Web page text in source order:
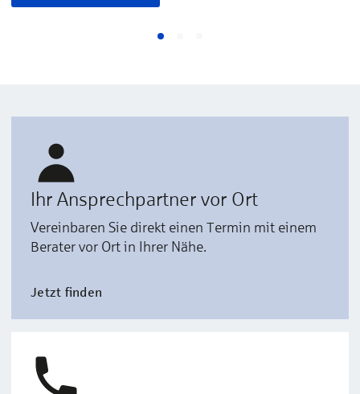
Ihr Ansprechpartner vor Ort
Vereinbaren Sie direkt einen Termin mit einem
Berater vor Ort in Ihrer Nähe.
Jetzt finden